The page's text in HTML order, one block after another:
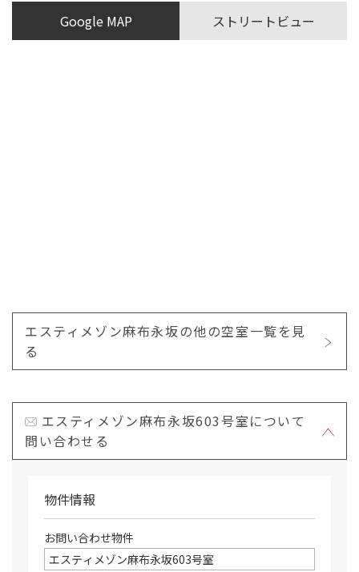
Google MAP ストリートビュー
エスティメゾン麻布永坂の他の空室一覧を見
る
エスティメゾン麻布永坂603号室について
問い合わせる
物件情報
お問い合わせ物件